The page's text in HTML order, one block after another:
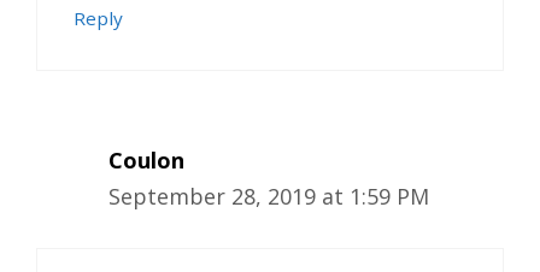
Reply
Coulon
September 28, 2019 at 1:59 PM